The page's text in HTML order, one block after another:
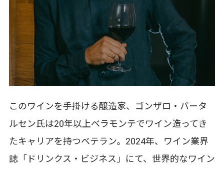
このワインを手掛ける醸造家、ゴンザロ・バータ
ルセン氏は20年以上ベラモンテでワイン造ってき
たキャリアを持つベテラン。2024年、ワイン業界
誌「ドリンクス・ビジネス」にて、世界的なワイン